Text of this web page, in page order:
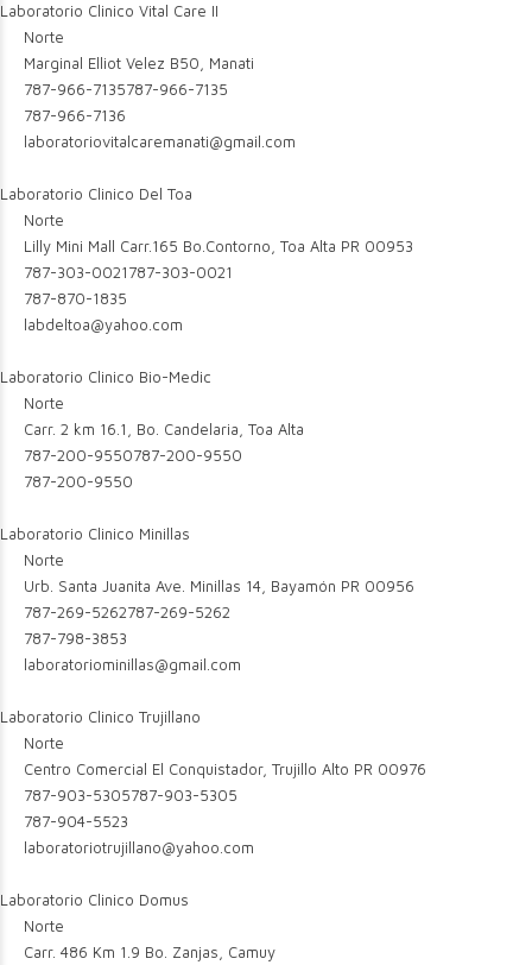
Laboratorio Clinico Vital Care II
Norte
Marginal Elliot Velez B50, Manati
787-966-7135787-966-7135
787-966-7136
laboratoriovitalcaremanati@gmail.com
Laboratorio Clinico Del Toa
Norte
Lilly Mini Mall Carr.165 Bo.Contorno, Toa Alta PR 00953
787-303-0021787-303-0021
787-870-1835
labdeltoa@yahoo.com
Laboratorio Clinico Bio-Medic
Norte
Carr. 2 km 16.1, Bo. Candelaria, Toa Alta
787-200-9550787-200-9550
787-200-9550
Laboratorio Clinico Minillas
Norte
Urb. Santa Juanita Ave. Minillas 14, Bayamón PR 00956
787-269-5262787-269-5262
787-798-3853
laboratoriominillas@gmail.com
Laboratorio Clinico Trujillano
Norte
Centro Comercial El Conquistador, Trujillo Alto PR 00976
787-903-5305787-903-5305
787-904-5523
laboratoriotrujillano@yahoo.com
Laboratorio Clinico Domus
Norte
Carr. 486 Km 1.9 Bo. Zanjas, Camuy